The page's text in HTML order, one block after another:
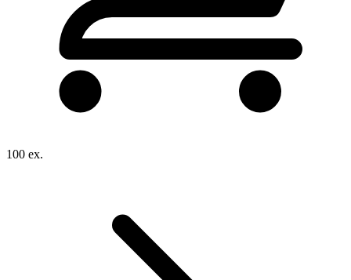
100 ex.